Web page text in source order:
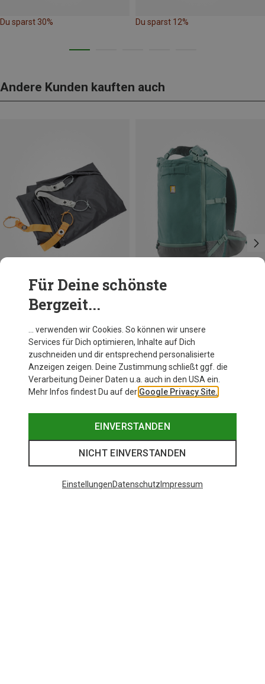
Du sparst 30% Du sparst 12%
Andere Kunden kauften auch
Du sparst 22%
Ruffwear
144,95 €
Für Deine schönste
Bergzeit...
… verwenden wir Cookies. So können wir unsere
Services für Dich optimieren, Inhalte auf Dich
zuschneiden und dir entsprechend personalisierte
Anzeigen zeigen. Deine Zustimmung schließt ggf. die
Verarbeitung Deiner Daten u.a. auch in den USA ein.
Mehr Infos findest Du auf der Google Privacy Site.
EINVERSTANDEN
NICHT EINVERSTANDEN
EinstellungenDatenschutz Impressum